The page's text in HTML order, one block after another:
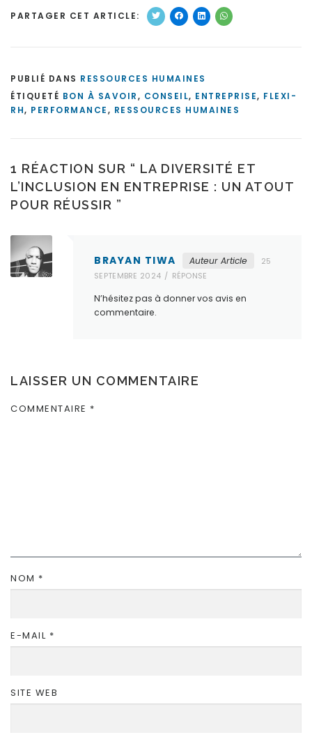
PARTAGER CET ARTICLE:
PUBLIÉ DANS RESSOURCES HUMAINES
ÉTIQUETÉ BON À SAVOIR, CONSEIL, ENTREPRISE, FLEXI-
RH, PERFORMANCE, RESSOURCES HUMAINES
1 RÉACTION SUR “ LA DIVERSITÉ ET
L’INCLUSION EN ENTREPRISE : UN ATOUT
POUR RÉUSSIR ”
BRAYAN TIWA Auteur Article
25
SEPTEMBRE 2024
RÉPONSE
N’hésitez pas à donner vos avis en
commentaire.
LAISSER UN COMMENTAIRE
COMMENTAIRE *
NOM *
E-MAIL *
SITE WEB